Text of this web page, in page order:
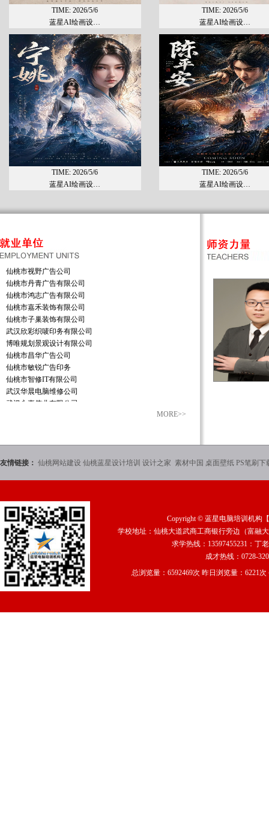
TIME: 2026/5/6
蓝星AI绘画设…
TIME: 2026/5/6
蓝星AI绘画设…
TIME: 2026/5/6
蓝星AI绘画设…
TIME: 2026/5/6
蓝星AI绘画设…
仙桃市视野广告公司
仙桃市丹青广告有限公司
仙桃市鸿志广告有限公司
仙桃市嘉禾装饰有限公司
仙桃市子巢装饰有限公司
武汉欣彩织唛印务有限公司
博唯规划景观设计有限公司
仙桃市昌华广告公司
仙桃市敏锐广告印务
仙桃市智修IT有限公司
武汉华晨电脑维修公司
武汉永嘉伟业有限公司
江苏宗申三轮
武汉匠人装饰公司
武汉万邦房产公司
武汉雅庭装饰公司
武汉澳华装饰公司
武汉星彩设计印务
仙桃市阳光天使摄影
深圳天地人广告设计
仙桃市未来装饰公司
MORE>>
友情链接： 仙桃网站建设 仙桃蓝星设计培训 设计之家 素材中国 桌面壁纸 PS笔刷下
Copyright © 蓝星电脑培训机构
学校地址：仙桃大道武商工商银行旁边（富融
求学热线：13597455231：丁
成才热线：0728-
总浏览量：6592469次 昨日浏览量：6221